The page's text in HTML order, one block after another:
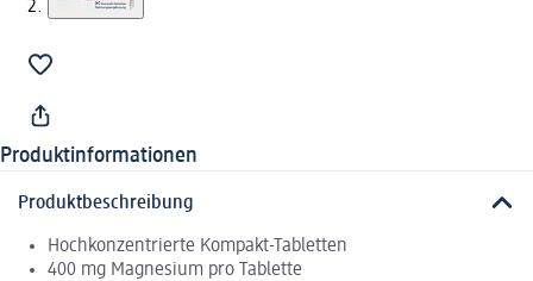
Produktinformationen
Produktbeschreibung
Hochkonzentrierte Kompakt-Tabletten
400 mg Magnesium pro Tablette